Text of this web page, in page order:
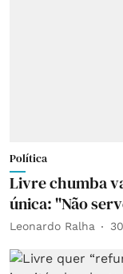
Política
Livre chumba
única: "Não
Leonardo Ralha